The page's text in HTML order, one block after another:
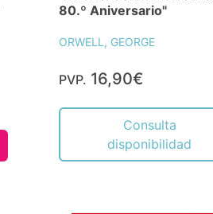
80.º Aniversario"
ORWELL, GEORGE
PVP. 16,90€
Consulta
disponibilidad